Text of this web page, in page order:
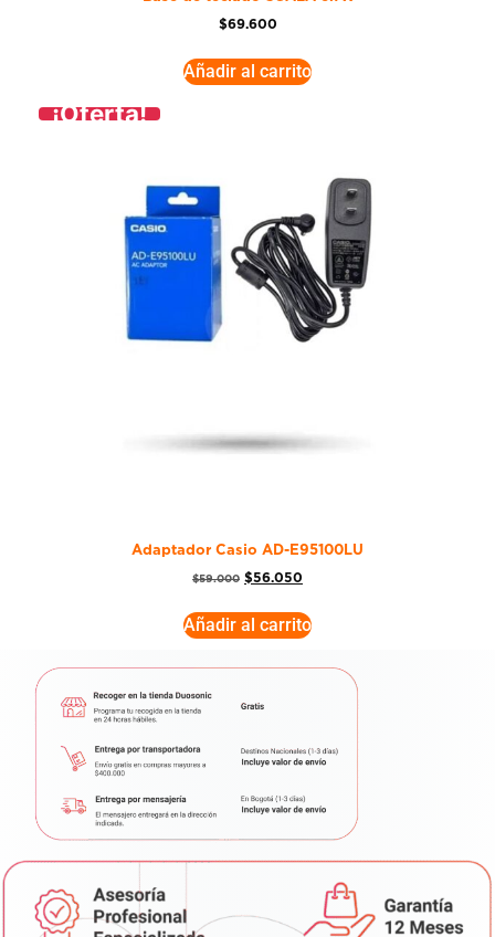
$69.600
Añadir al carrito
¡Oferta!
Adaptador Casio AD-E95100LU
$59.000 $56.050
Añadir al carrito